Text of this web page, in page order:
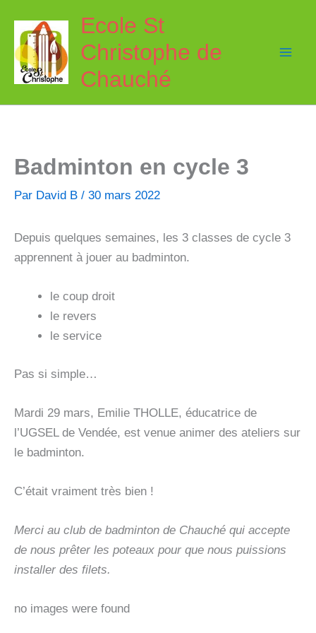
contenu
Ecole St
Christophe de
Chauché
Badminton en cycle 3
Par David B / 30 mars 2022
Depuis quelques semaines, les 3 classes de cycle 3
apprennent à jouer au badminton.
le coup droit
le revers
le service
Pas si simple…
Mardi 29 mars, Emilie THOLLE, éducatrice de
l’UGSEL de Vendée, est venue animer des ateliers sur
le badminton.
C’était vraiment très bien !
Merci au club de badminton de Chauché qui accepte
de nous prêter les poteaux pour que nous puissions
installer des filets.
no images were found